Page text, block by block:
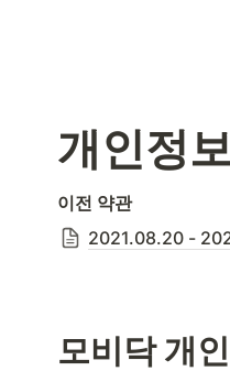
개인정
이전 약관
2021.08.20 -
모비닥 개